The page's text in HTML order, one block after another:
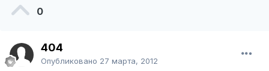
0
404
Опубликовано 27 марта, 2012